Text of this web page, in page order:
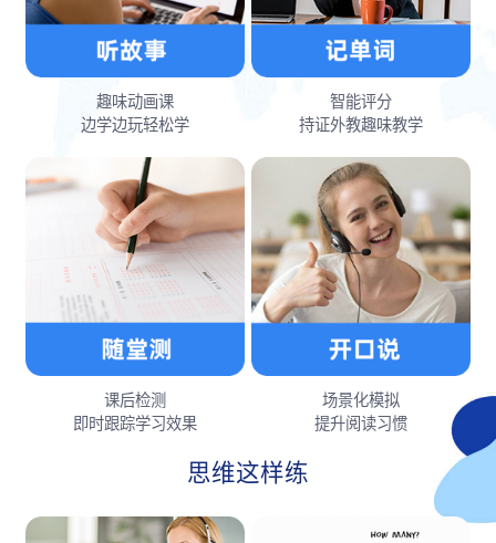
趣味动画课
边学边玩轻松学
智能评分
持证外教趣味教学
课后检测
即时跟踪学习效果
场景化模拟
提升阅读习惯
思维这样练